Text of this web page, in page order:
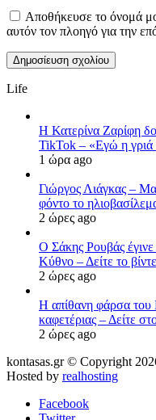
Αποθήκευσε το όνομά
αυτόν τον πλοηγό για την
Life
Η Κατερίνα Ζαρίφη
TikTok – «Εγώ η γριά
1 ώρα ago
Γιώργος Λιάγκας –
φόντο το
2 ώρες ago
Ο Σάκης Ρουβάς
Κύθνο – Δείτε το
2 ώρες ago
Η απίθανη φάρσα
καφετέριας – Δείτε
2 ώρες ago
kontasas.gr © Copyright
Hosted by realhosting
Facebook